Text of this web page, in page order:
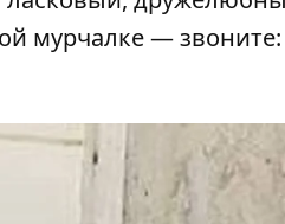
мурчалке — звоните: